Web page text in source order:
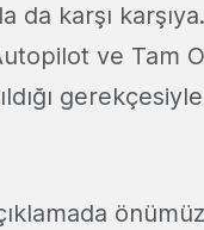
da karşı karşıya.
ve Tam